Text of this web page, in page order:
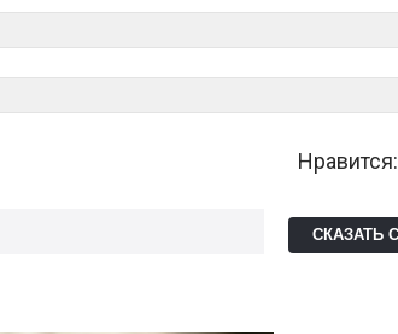
Нравится:
СКАЗАТЬ